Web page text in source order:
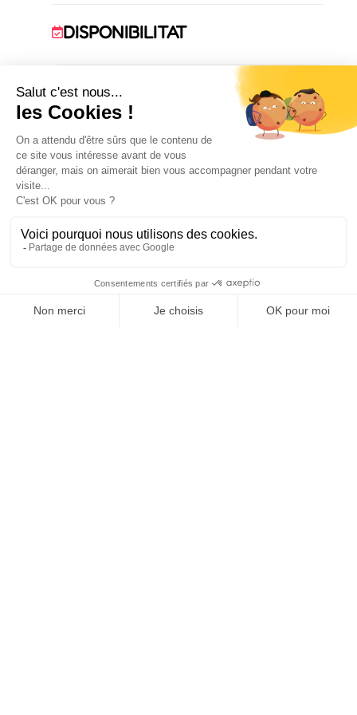
DISPONIBILITAT
1 January 2026 → 31 December 2026
ALLOTJAMENT
1 habitació(ns)
COMODITATS